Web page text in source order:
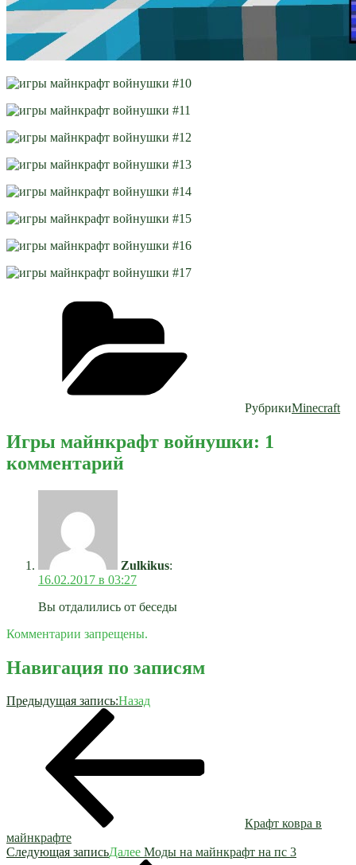
РубрикиMinecraft
Игры майнкрафт войнушки: 1
комментарий
Zulkikus:
16.02.2017 в 03:27
Вы отдалились от беседы
Комментарии запрещены.
Навигация по записям
Предыдущая запись:Назад
Крафт ковра в
майнкрафте
Следующая записьДалее Моды на майнкрафт на пс 3